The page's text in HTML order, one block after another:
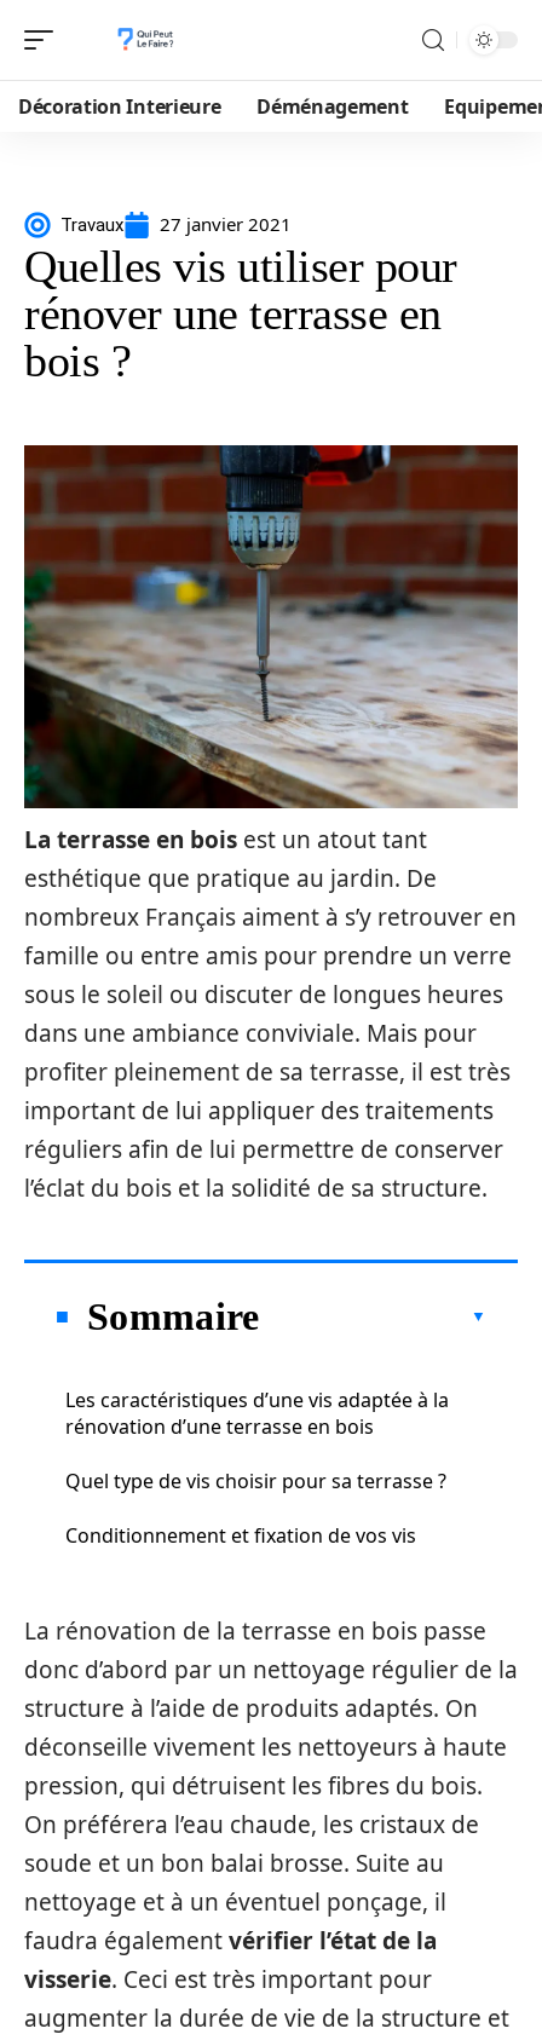
Décoration Interieure Déménagement
Travaux 27 janvier 2021
Quelles vis utiliser pour
rénover une terrasse en
bois ?
La terrasse en bois est un atout tant
esthétique que pratique au jardin. De
nombreux Français aiment à s’y retrouver en
famille ou entre amis pour prendre un verre
sous le soleil ou discuter de longues heures
dans une ambiance conviviale. Mais pour
profiter pleinement de sa terrasse, il est très
important de lui appliquer des traitements
réguliers afin de lui permettre de conserver
l’éclat du bois et la solidité de sa structure.
Sommaire
Les caractéristiques d’une vis adaptée à la
rénovation d’une terrasse en bois
Quel type de vis choisir pour sa terrasse ?
Conditionnement et fixation de vos vis
La rénovation de la terrasse en bois passe
donc d’abord par un nettoyage régulier de la
structure à l’aide de produits adaptés. On
déconseille vivement les nettoyeurs à haute
pression, qui détruisent les fibres du bois.
On préférera l’eau chaude, les cristaux de
soude et un bon balai brosse. Suite au
nettoyage et à un éventuel ponçage, il
faudra égalementvérifier l’état de la
visserie. Ceci est très important pour
augmenter la durée de vie de la structure et